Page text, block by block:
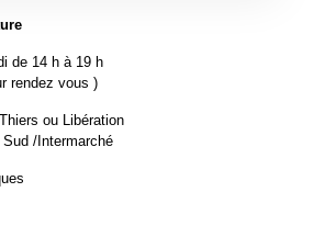
de 14 h à 19 h
rendez vous )
ou Libération
Sud /Intermarché